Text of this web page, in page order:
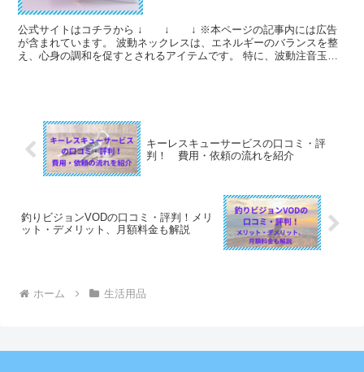
公式サイトはコチラから ↓ ↓ ↓ ※本ページの記事内には広告
が含まれています。 波動ネックレスは、エネルギーのバランスを整
え、心身の調和を促すとされるアイテムです。 特に、波動注音玉ネ
キーレスキューサービスの口コミ・評
判！ 費用・依頼の流れを紹介
釣りビジョンVODの口コミ・評判！メリ
ット・デメリット、月額料金も解説
ホーム 生活用品